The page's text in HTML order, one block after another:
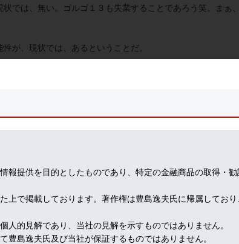
では、無い。ゴルゴ１３も失業することであろう笑。まぁ
が、現状では、あるということだ。
るAI教みたいな、巨大な新興宗教を作ると言う誤作動だって
つつ、AIの開発者は、作業に追われ、その企業集団の株が集
円換算で年８０兆円！に達するといわれるが、その全額を、
ーム、恐るべし。
、確実にAIが進出している。AIが作ったトレーディング・プ
るのだ。株売買の世界も同様。
報提供を目的としたものであり、特定の金融商品の取得・
上で掲載しております。著作権は豊島逸夫氏に帰属してお
的見解であり、当社の見解を示すものではありません。
島逸夫氏及び当社が保証するものではありません。